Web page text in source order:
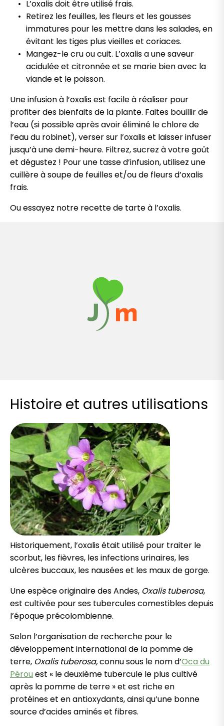
L’oxalis doit être utilisé frais.
Retirez les feuilles, les fleurs et les gousses
immatures pour les mettre dans les salades, en
évitant les tiges plus vieilles et coriaces.
Mangez-le cru ou cuit. L’oxalis a une saveur
acidulée et citronnée et se marie bien avec la
viande et le poisson.
Une infusion à l’oxalis est facile à réaliser pour
profiter des bienfaits de la plante. Faites bouillir de
l’eau (si possible après avoir éliminé le chlore de
l’eau du robinet), verser sur l’oxalis et laisser infuser
jusqu’à une demi-heure. Filtrez, sucrez à votre goût
et dégustez ! Pour une tasse d’infusion, utilisez une
cuillère à soupe de feuilles et/ou de fleurs d’oxalis
frais.
Ou essayez notre recette de tarte à l’oxalis.
Histoire et autres utilisations
Historiquement, l’oxalis était utilisé pour traiter le
scorbut, les fièvres, les infections urinaires, les
ulcères buccaux, les nausées et les maux de gorge.
Une espèce originaire des Andes, Oxalis tuberosa,
est cultivée pour ses tubercules comestibles depuis
l’époque précolombienne.
Selon l’organisation de recherche pour le
développement international de la pomme de
terre, Oxalis tuberosa,connu sous le nom d’Oca du
Pérou est « le deuxième tubercule le plus cultivé
après la pomme de terre » et est riche en
protéines et en antioxydants, ainsi qu’une bonne
source d’acides aminés et fibres.